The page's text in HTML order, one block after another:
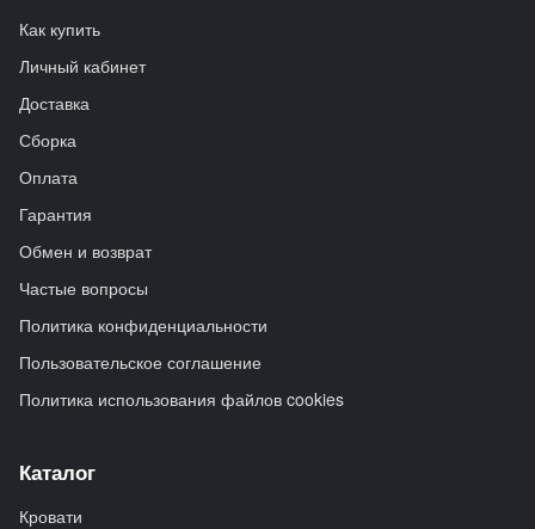
Как купить
Личный кабинет
Доставка
Сборка
Оплата
Гарантия
Обмен и возврат
Частые вопросы
Политика конфиденциальности
Пользовательское соглашение
Политика использования файлов cookies
Каталог
Кровати